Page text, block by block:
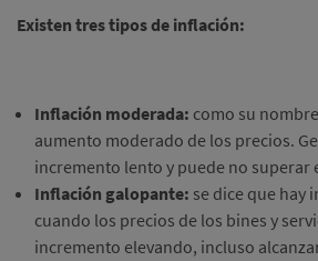
Existen tres tipos de inflación:
Inflación moderada: como su
aumento moderado de los precios.
incremento lento y puede no superar
Inflación galopante: se dice que hay
cuando los precios de los bines y
incremento elevando, incluso